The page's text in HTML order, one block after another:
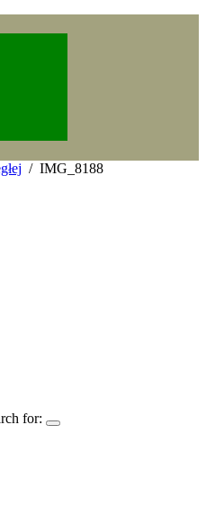
IMG_8188
for: